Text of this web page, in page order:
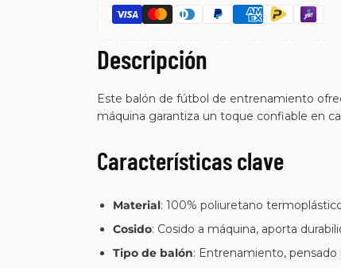
Descripción
Este balón de fútbol de entrenamiento
máquina garantiza un toque confiable en
Características clave
Material: 100% poliuretano
Cosido: Cosido a máquina, aporta
Tipo de balón: Entrenamiento, pensado